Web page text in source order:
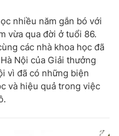
nhiều năm gắn bó với
vừa qua đời ở tuổi 86.
các nhà khoa học đã
Nội của Giải thưởng
vì đã có những biện
và hiệu quả trong việc